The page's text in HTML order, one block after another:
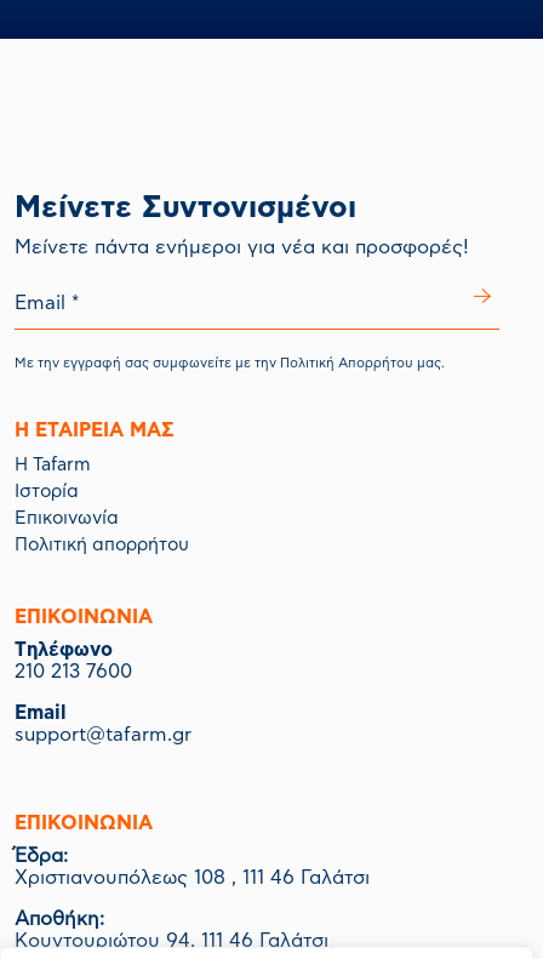
Μείνετε Συντονισμένοι
Mείνετε πάντα ενήμεροι για νέα και προσφορές!
Με την εγγραφή σας συμφωνείτε με την Πολιτική Απορρήτου μας.
Η ΕΤΑΙΡΕΙΑ ΜΑΣ
Η Tafarm
Ιστορία
Επικοινωνία
Πολιτική απορρήτου
ΕΠΙΚΟΙΝΩΝΙΑ
Tηλέφωνο
210 213 7600
Email
support@tafarm.gr
ΕΠΙΚΟΙΝΩΝΊΑ
Έδρα:
Χριστιανουπόλεως 108 , 111 46 Γαλάτσι
Αποθήκη:
Κουντουριώτου 94, 111 46 Γαλάτσι